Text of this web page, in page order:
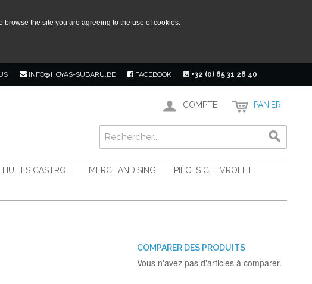
the site you are agreeing to the use of cookies.
INFO@HOYAS-SUBARU.BE FACEBOOK +32 (0) 65 31 28 40
COMPTE PANIER
HUILES CASTROL MERCHANDISING
PIÈCES CHEVROLET
COMPARER DES PRODUITS
Vous n'avez pas d'articles à comparer.